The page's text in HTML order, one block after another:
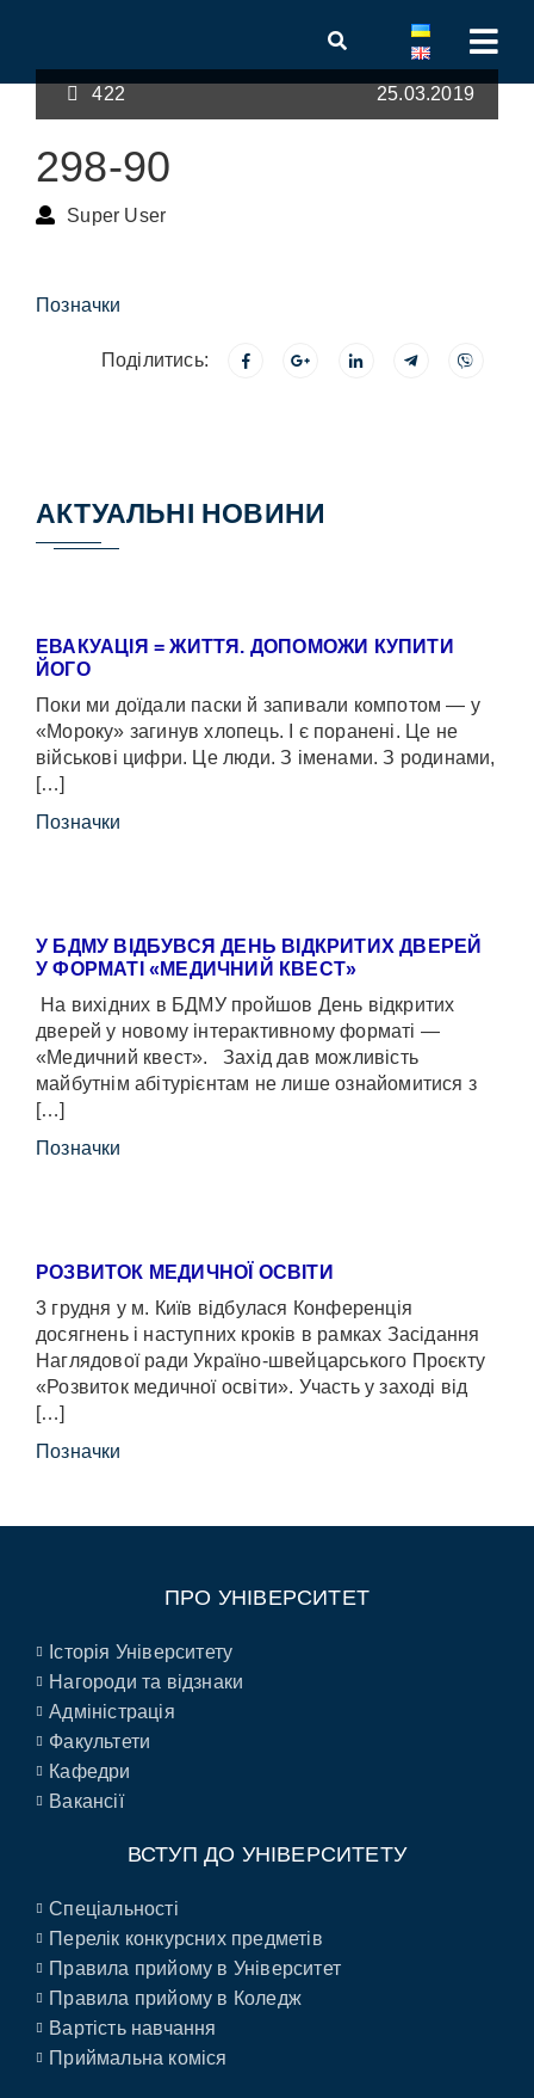
422 25.03.2019
298-90
Super User
Позначки
Поділитись:
АКТУАЛЬНІ НОВИНИ
ЕВАКУАЦІЯ = ЖИТТЯ. ДОПОМОЖИ КУПИТИ
ЙОГО
Поки ми доїдали паски й запивали компотом — у
«Мороку» загинув хлопець. І є поранені. Це не
військові цифри. Це люди. З іменами. З родинами,
[…]
Позначки
У БДМУ ВІДБУВСЯ ДЕНЬ ВІДКРИТИХ ДВЕРЕЙ
У ФОРМАТІ «МЕДИЧНИЙ КВЕСТ»
На вихідних в БДМУ пройшов День відкритих
дверей у новому інтерактивному форматі —
«Медичний квест». Захід дав можливість
майбутнім абітурієнтам не лише ознайомитися з
[…]
Позначки
РОЗВИТОК МЕДИЧНОЇ ОСВІТИ
3 грудня у м. Київ відбулася Конференція
досягнень і наступних кроків в рамках Засідання
Наглядової ради Україно-швейцарського Проєкту
«Розвиток медичної освіти». Участь у заході від
[…]
Позначки
ПРО УНІВЕРСИТЕТ
Історія Університету
Нагороди та відзнаки
Адміністрація
Факультети
Кафедри
Вакансії
ВСТУП ДО УНІВЕРСИТЕТУ
Спеціальності
Перелік конкурсних предметів
Правила прийому в Університет
Правила прийому в Коледж
Вартість навчання
Приймальна коміся